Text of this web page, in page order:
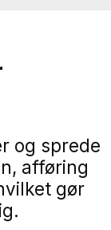
og sprede
afføring
gør